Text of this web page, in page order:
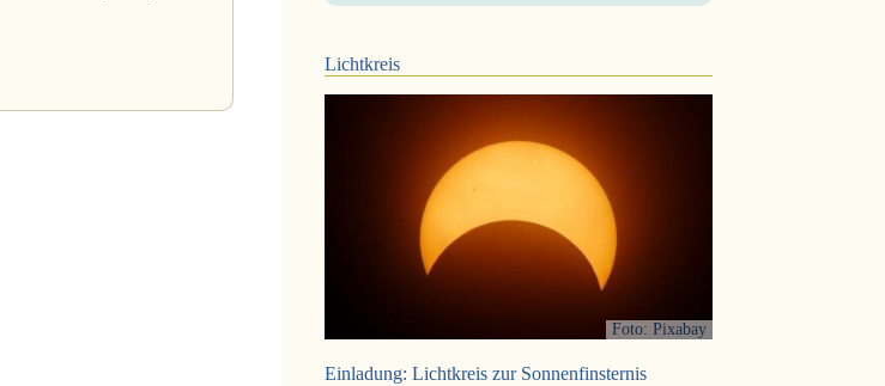
Lichtkreis
Foto: Pixabay
Einladung: Lichtkreis zur Sonnenfinsternis